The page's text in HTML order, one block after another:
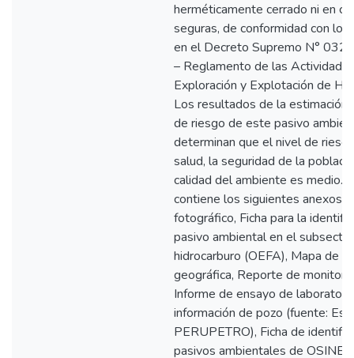
herméticamente cerrado ni en
seguras, de conformidad con lo
en el Decreto Supremo N°
– Reglamento de las
Exploración y Explotación de
Los resultados de la estimación
de riesgo de este pasivo
determinan que el nivel de
salud, la seguridad de la
calidad del ambiente es medio.
contiene los siguientes anexos:
fotográfico, Ficha para la
pasivo ambiental en el subsector
hidrocarburo (OEFA), Mapa de
geográfica, Reporte de
Informe de ensayo de
información de pozo (fuente:
PERUPETRO), Ficha de
pasivos ambientales de